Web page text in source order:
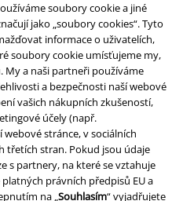
soubory cookie a jiné
jako „soubory cookies“. Tyto
informace o uživatelích,
soubory cookie umísťujeme my,
My a naši partneři používáme
a bezpečnosti naší webové
vašich nákupních zkušeností,
účely (např.
stránce, v sociálních
třetích stran. Pokud jsou údaje
s partnery, na které se vztahuje
právních předpisů EU a
na „Souhlasím“ vyjadřujete